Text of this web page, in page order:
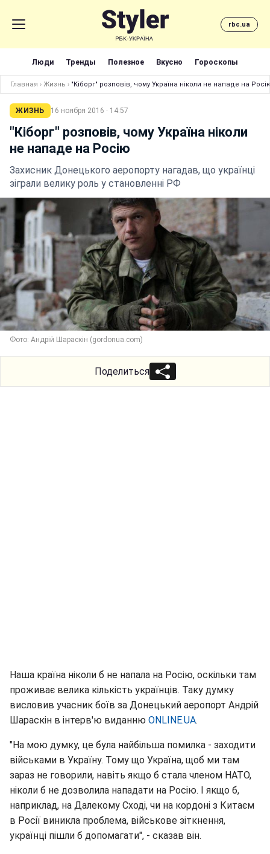
rbc.ua
Люди Тренды Полезное Вкусно Гороскопы
Главная › Жизнь › "Кіборг" розповів, чому Україна ніколи не нападе на
ЖИЗНЬ 16 ноября 2016 · 14:57
"Кіборг" розповів, чому Україна ніколи
не нападе на Росію
Захисник Донецького аеропорту нагадав, що українці
зіграли велику роль у становленні РФ
Фото: Андрій Шараскін (gordonua.com)
Поделиться
Наша країна ніколи б не напала на Росію, оскільки там
проживає велика кількість українців. Таку думку
висловив учасник боїв за Донецький аеропорт Андрій
Шараскін в інтерв'ю виданню ONLINE.UA.
"На мою думку, це була найбільша помилка - заходити
військами в Україну. Тому що Україна, щоб ми там
зараз не говорили, навіть якщо б стала членом НАТО,
ніколи б не дозволила нападати на Росію. І якщо б,
наприклад, на Далекому Сході, чи на кордоні з Китаєм
в Росії виникла проблема, військове зіткнення,
українці пішли б допомагати", - сказав він.